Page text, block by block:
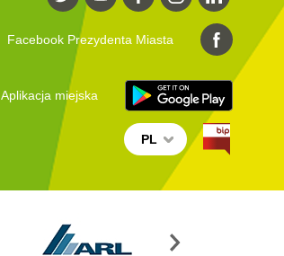
Facebook Prezydenta Miasta
Aplikacja miejska
PL